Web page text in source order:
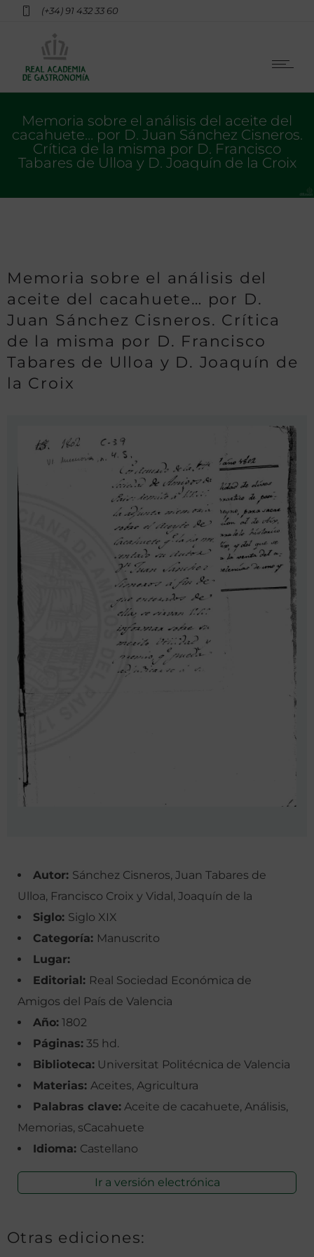
(+34) 91 432 33 60
Memoria sobre el análisis del aceite del
cacahuete… por D. Juan Sánchez Cisneros.
Crítica de la misma por D. Francisco
Tabares de Ulloa y D. Joaquín de la Croix
Memoria sobre el análisis del
aceite del cacahuete… por D.
Juan Sánchez Cisneros. Crítica
de la misma por D. Francisco
Tabares de Ulloa y D. Joaquín de
la Croix
Autor: Sánchez Cisneros, Juan Tabares de
Ulloa, Francisco Croix y Vidal, Joaquín de la
Siglo: Siglo XIX
Categoría: Manuscrito
Lugar:
Editorial: Real Sociedad Económica de
Amigos del País de Valencia
Año: 1802
Páginas: 35 hd.
Biblioteca: Universitat Politécnica de Valencia
Materias: Aceites, Agricultura
Palabras clave: Aceite de cacahuete, Análisis,
Memorias, sCacahuete
Idioma: Castellano
Ir a versión electrónica
Otras ediciones: